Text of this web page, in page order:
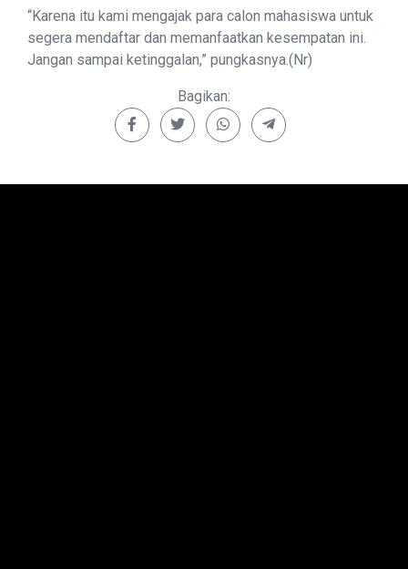
“Karena itu kami mengajak para calon mahasiswa untuk
segera mendaftar dan memanfaatkan kesempatan ini.
Jangan sampai ketinggalan,” pungkasnya.(Nr)
Bagikan: